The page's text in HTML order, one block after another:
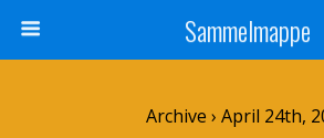
Sammelmappe
Archive › April 24th,